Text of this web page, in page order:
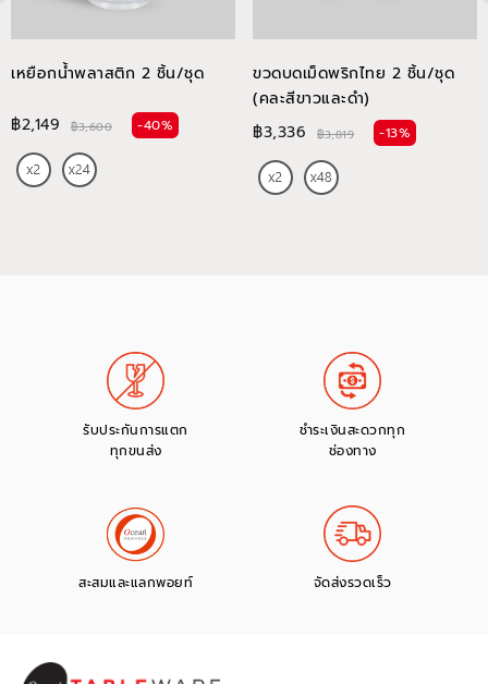
เหยือกน้ำพลาสติก 2 ชิ้น/ชุด
฿2,149 ฿3,600 -40%
ขวดบดเม็ดพริกไทย 2 ชิ้น/ชุด
(คละสีขาวและดำ)
฿3,336
฿3,819 -13%
รับประกันการแตก
ทุกขนส่ง
ชำระเงินสะดวกทุก
ช่องทาง
สะสมและแลกพอยท์ จัดส่งรวดเร็ว